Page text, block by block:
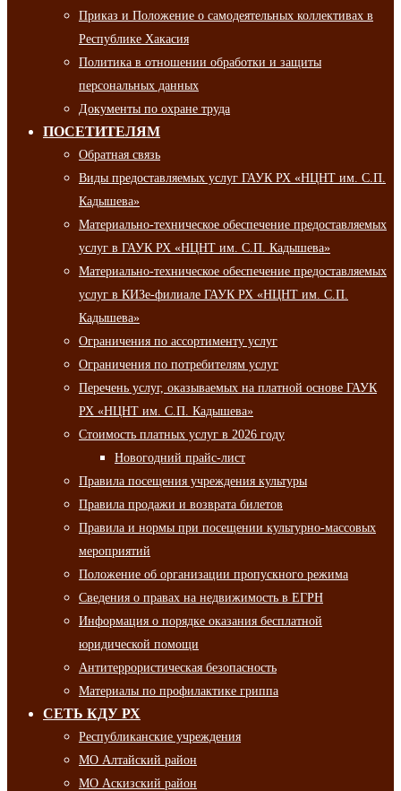
Приказ и Положение о самодеятельных коллективах в
Республике Хакасия
Политика в отношении обработки и защиты
персональных данных
Документы по охране труда
ПОСЕТИТЕЛЯМ
Обратная связь
Виды предоставляемых услуг ГАУК РХ «НЦНТ им. С.П.
Кадышева»
Материально-техническое обеспечение предоставляемых
услуг в ГАУК РХ «НЦНТ им. С.П. Кадышева»
Материально-техническое обеспечение предоставляемых
услуг в КИЗе-филиале ГАУК РХ «НЦНТ им. С.П.
Кадышева»
Ограничения по ассортименту услуг
Ограничения по потребителям услуг
Перечень услуг, оказываемых на платной основе ГАУК
РХ «НЦНТ им. С.П. Кадышева»
Стоимость платных услуг в 2026 году
Новогодний прайс-лист
Правила посещения учреждения культуры
Правила продажи и возврата билетов
Правила и нормы при посещении культурно-массовых
мероприятий
Положение об организации пропускного режима
Сведения о правах на недвижимость в ЕГРН
Информация о порядке оказания бесплатной
юридической помощи
Антитеррористическая безопасность
Материалы по профилактике гриппа
СЕТЬ КДУ РХ
Республиканские учреждения
МО Алтайский район
МО Аскизский район